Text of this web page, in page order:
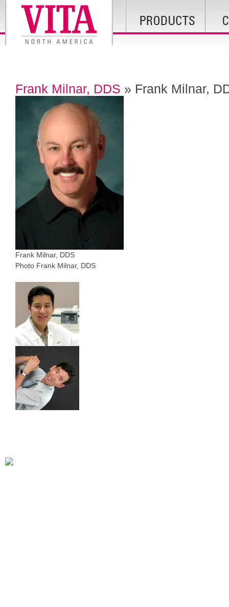
Frank Milnar, DDS » Frank Milnar,
Frank Milnar, DDS
Photo Frank Milnar, DDS